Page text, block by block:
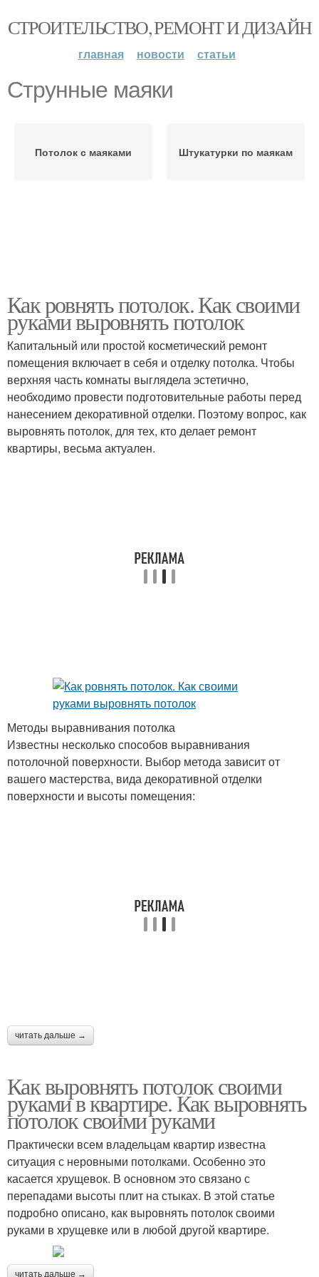
СТРОИТЕЛЬСТВО, РЕМОНТ И ДИЗАЙН
главная новости статьи
Струнные маяки
Потолок с маяками Штукатурки по маякам
Как ровнять потолок. Как своими
руками выровнять потолок
Капитальный или простой косметический ремонт
помещения включает в себя и отделку потолка. Чтобы
верхняя часть комнаты выглядела эстетично,
необходимо провести подготовительные работы перед
нанесением декоративной отделки. Поэтому вопрос, как
выровнять потолок, для тех, кто делает ремонт
квартиры, весьма актуален.
Методы выравнивания потолка
Известны несколько способов выравнивания
потолочной поверхности. Выбор метода зависит от
вашего мастерства, вида декоративной отделки
поверхности и высоты помещения:
читать дальше →
Как выровнять потолок своими
руками в квартире. Как выровнять
потолок своими руками
Практически всем владельцам квартир известна
ситуация с неровными потолками. Особенно это
касается хрущевок. В основном это связано с
перепадами высоты плит на стыках. В этой статье
подробно описано, как выровнять потолок своими
руками в хрущевке или в любой другой квартире.
читать дальше →